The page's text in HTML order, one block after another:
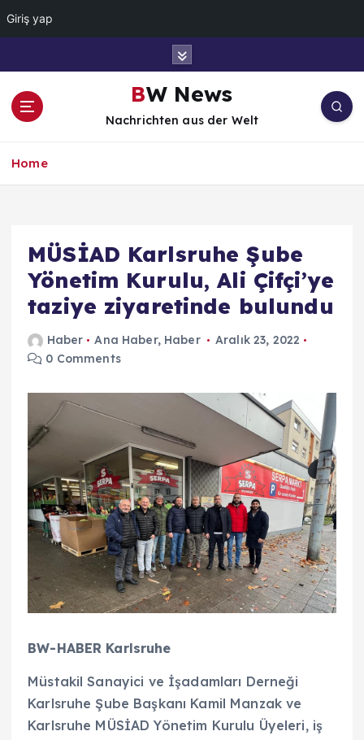
Giriş yap
BW News
Nachrichten aus der Welt
Home
MÜSİAD Karlsruhe Şube
Yönetim Kurulu, Ali Çifçi’ye
taziye ziyaretinde bulundu
Haber Ana Haber, Haber
Aralık 23, 2022
0 Comments
BW-HABER Karlsruhe
Müstakil Sanayici ve İşadamları Derneği
Karlsruhe Şube Başkanı Kamil Manzak ve
Karlsruhe MÜSİAD Yönetim Kurulu Üyeleri, iş